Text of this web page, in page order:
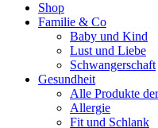
Shop
Familie & Co
Baby und Kind
Lust und Liebe
Schwangerschaft
Gesundheit
Alle Produkte
Allergie
Fit und Schlank